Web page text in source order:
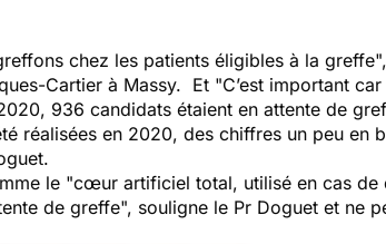
chez les patients éligibles à la greffe",
Cartier à Massy. Et "C’est important
936 candidats étaient en attente de
réalisées en 2020, des chiffres un peu en
le "cœur artificiel total, utilisé en cas de
de greffe", souligne le Pr Doguet et ne